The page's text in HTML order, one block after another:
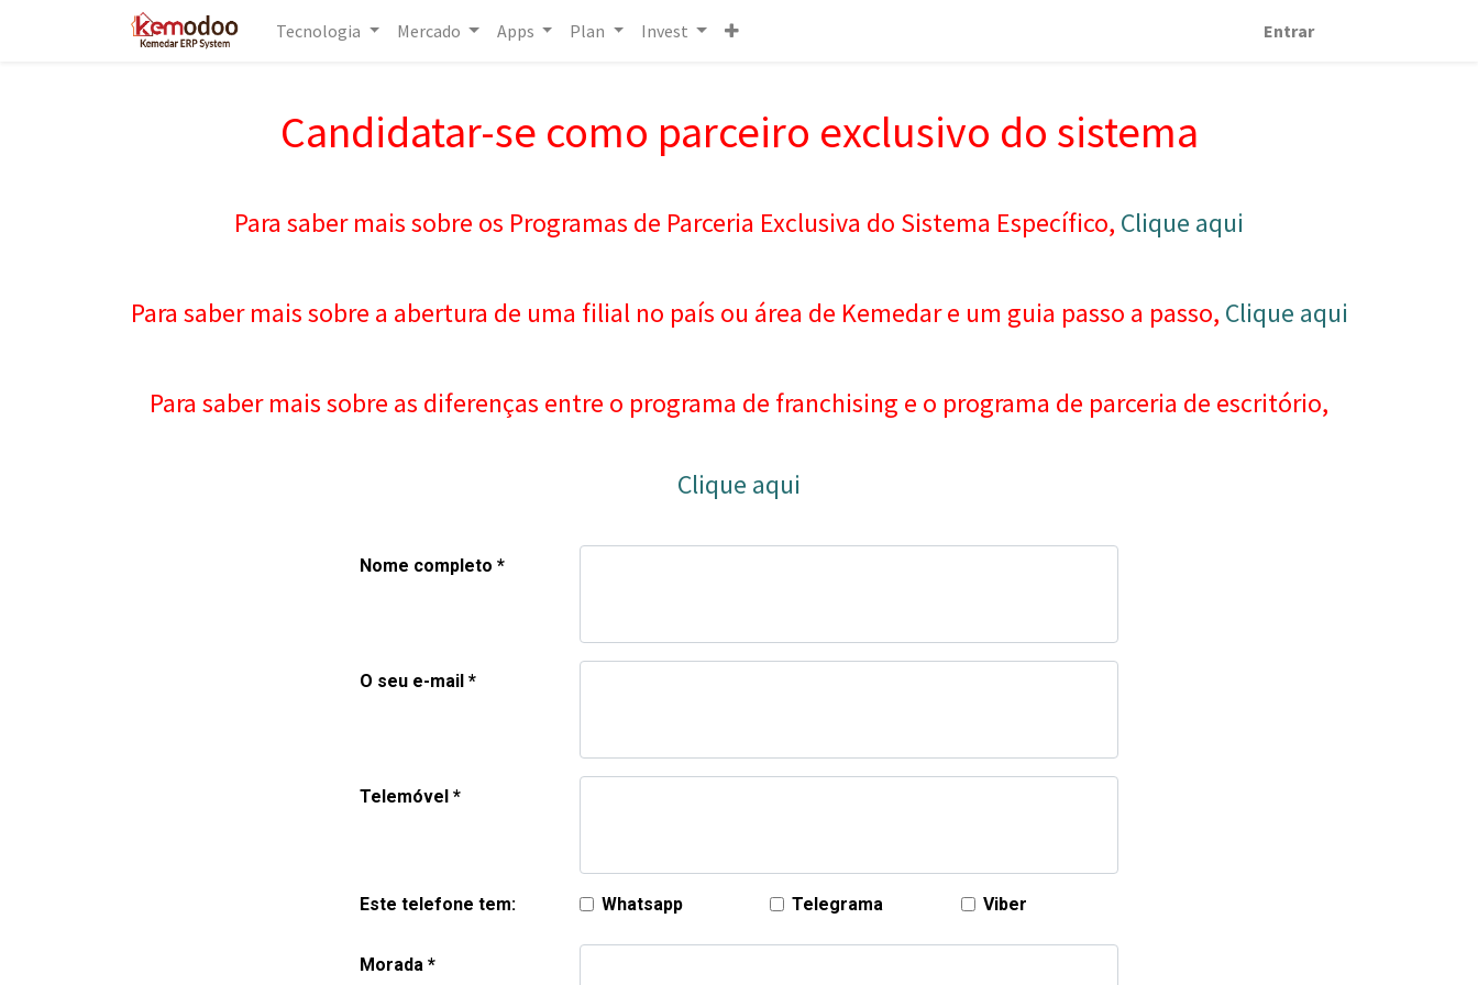
Tecnologia Mercado Apps Plan Invest Entrar
Candidatar-se como parceiro exclusivo do sistema
Para saber mais sobre os Programas de Parceria Exclusiva do Sistema Específico, Clique aqui
Para saber mais sobre a abertura de uma filial no país ou área de Kemedar e um guia passo a passo, Clique aqui
Para saber mais sobre as diferenças entre o programa de franchising e o programa de parceria de escritório,
Clique aqui
Nome completo *
O seu e-mail *
Telemóvel *
Este telefone tem: Whatsapp Telegrama Viber
Morada *